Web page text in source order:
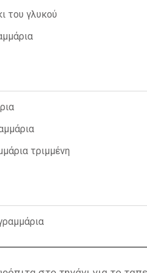
του γλυκού
τριμμένη